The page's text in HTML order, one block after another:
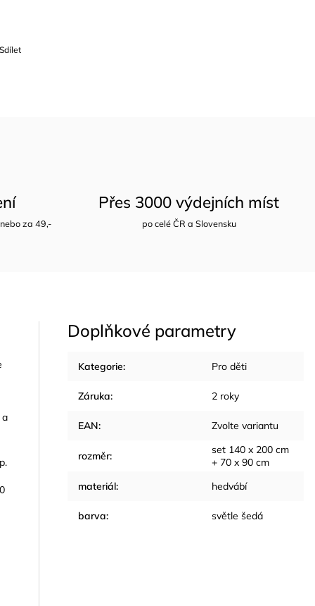
Sdílet
za 49,-
Přes 3000 výdejních míst
po celé ČR a Slovensku
a
Doplňkové parametry
Kategorie: Pro děti
Záruka: 2 roky
EAN: Zvolte variantu
rozměr:
set 140 x 200 cm
+ 70 x 90 cm
materiál: hedvábí
barva: světle šedá